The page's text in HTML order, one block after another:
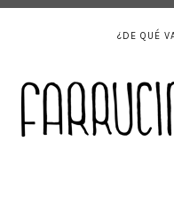
¿DE QUÉ